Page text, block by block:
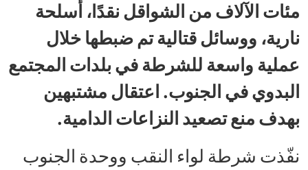
مئات الآلاف من الشواقل نقدًا، أسلحة
نارية، ووسائل قتالية تم ضبطها خلال
عملية واسعة للشرطة في بلدات المجتمع
البدوي في الجنوب. اعتقال مشتبهين
بهدف منع تصعيد النزاعات الدامية.
نفّذت شرطة لواء النقب ووحدة الجنوب